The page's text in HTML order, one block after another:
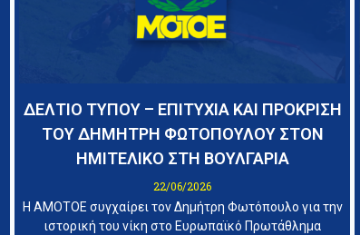
ΔΕΛΤΙΟ ΤΥΠΟΥ – ΕΠΙΤΥΧΙΑ ΚΑΙ ΠΡΟΚΡΙΣΗ
ΤΟΥ ΔΗΜΗΤΡΗ ΦΩΤΟΠΟΥΛΟΥ ΣΤΟΝ
ΗΜΙΤΕΛΙΚΟ ΣΤΗ ΒΟΥΛΓΑΡΙΑ
22/06/2026
Η ΑΜΟΤΟΕ συγχαίρει τον Δημήτρη Φωτόπουλο για την
ιστορική του νίκη στο Ευρωπαϊκό Πρωτάθλημα